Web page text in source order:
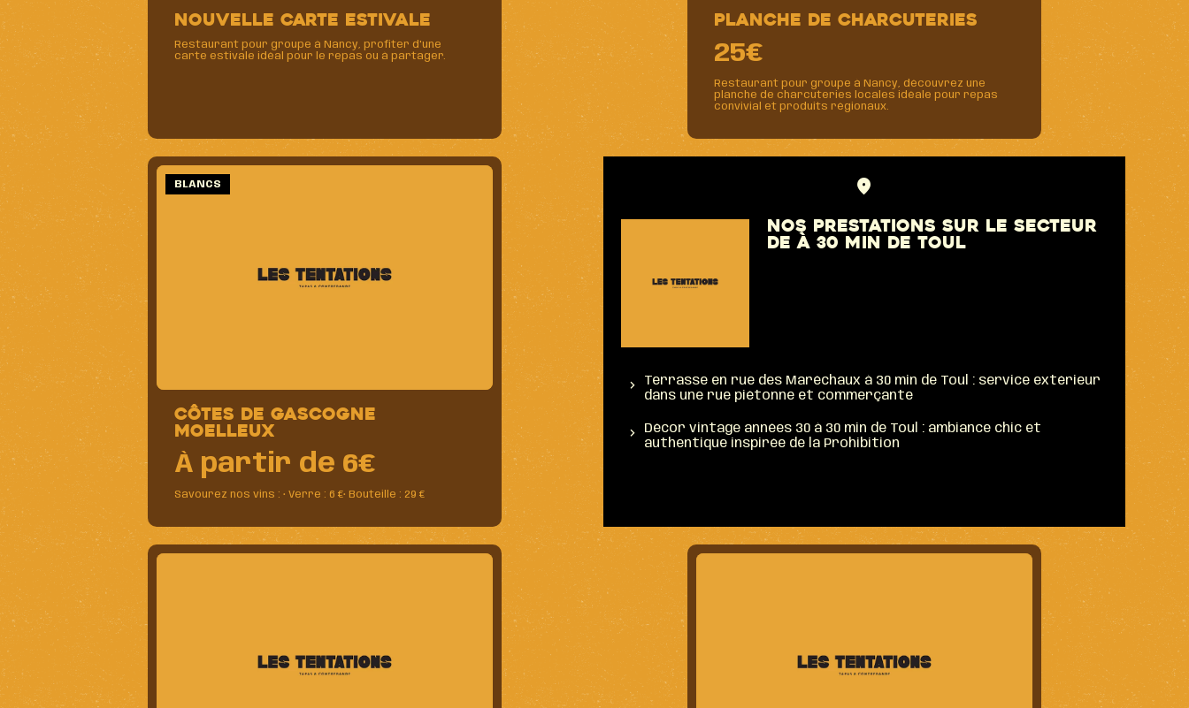
NOUVELLE CARTE ESTIVALE
Restaurant pour groupe à Nancy, profiter d'une
carte estivale idéal pour le repas ou à partager.
Planche de charcuteries
25€
Restaurant pour groupe à Nancy, découvrez une
planche de charcuteries locales idéale pour repas
convivial et produits régionaux.
BLANCS
Côtes de gascogne
moelleux
À partir de 6€
Savourez nos vins : • Verre : 6 €• Bouteille : 29 €
Nos prestations sur le secteur
de à 30 min de Toul
Terrasse en rue des Maréchaux à 30 min de Toul : service extérieur
dans une rue piétonne et commerçante
Décor vintage années 30 à 30 min de Toul : ambiance chic et
authentique inspirée de la Prohibition